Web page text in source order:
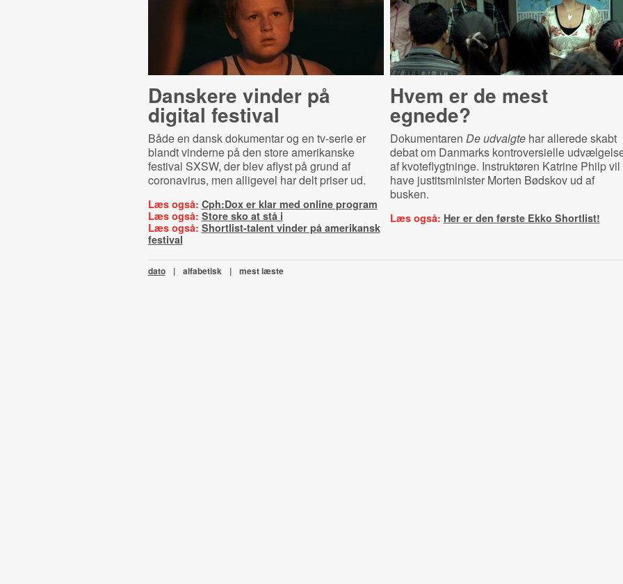
Danskere vinder på
digital festival
Både en dansk dokumentar og en tv-serie er
blandt vinderne på den store amerikanske
festival SXSW, der blev aflyst på grund af
coronavirus, men alligevel har delt priser ud.
Læs også: Cph:Dox er klar med online program
Læs også: Store sko at stå i
Læs også: Shortlist-talent vinder på amerikansk
festival
Hvem er de mest
egnede?
Dokumentaren De udvalgte har allerede skabt
debat om Danmarks kontroversielle
af kvoteflygtninge. Instruktøren Katrine Philp vil
have justitsminister Morten Bødskov ud af
busken.
Læs også: Her er den første Ekko Shortlist!
dato | alfabetisk | mest læste